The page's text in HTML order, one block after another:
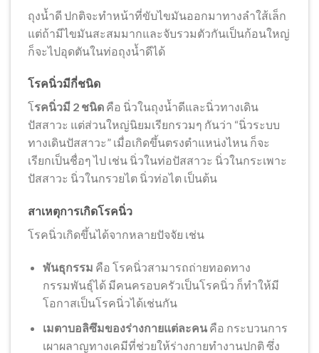
ถุงน้ำดี ปกติจะทำหน้าที่ขับไขมันออกมาทางลำใส้เล็ก
แต่ถ้ามีไขมันสะสมมากและจับรวมตัวกันเป็นก้อนใหญ่
ก็จะไปอุดตันในท่อถุงน้ำดีได้
โรคนิ่วมีกี่ชนิด
โรคนิ่วมี 2 ชนิด คือ นิ่วในถุงน้ำดีและนิ่วทางเดิน
ปัสสาวะ แต่ส่วนใหญ่นิยมเรียกรวมๆ กันว่า “นิ่วระบบ
ทางเดินปัสสาวะ” เมื่อเกิดขึ้นตรงตำแหน่งไหน ก็จะ
เรียกเป็นชื่อๆ ไป เช่น นิ่วในท่อปัสสาวะ นิ่วในกระเพาะ
ปัสสาวะ นิ่วในกรวยไต นิ่วท่อไต เป็นต้น
สาเหตุการเกิดโรคนิ่ว
โรคนิ่วเกิดขึ้นได้จากหลายปัจจัย เช่น
พันธุกรรม คือ โรคนิ่วสามารถถ่ายทอดทาง
กรรมพันธุ์ได้ มีคนครอบครัวเป็นโรคนิ่ว ก็ทำให้มี
โอกาสเป็นโรคนิ่วได้เช่นกัน
เมตาบอลิซึมของร่างกายแต่ละคนคือ กระบวนการ
เผาผลาญทางเคมีที่ช่วยให้ร่างกายทำงานปกติ ซึ่ง